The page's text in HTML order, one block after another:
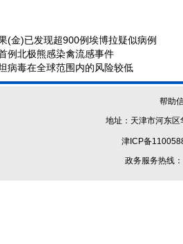
(金)已发现超900例埃博拉疑似病例
例北极熊感染禽流感事件
病毒在全球范围内的风险较低
帮助
地址：天津市河
津ICP备
政务服务热线